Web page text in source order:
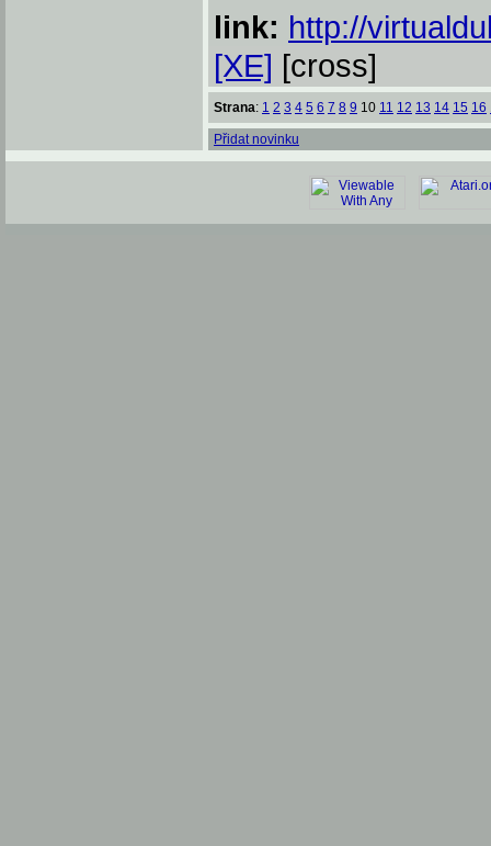
link: http://
[XE] [cross]
Strana: 1 2 3 4 5 6 7 8 9 10 11 12 13 14 15 16
Přidat novinku